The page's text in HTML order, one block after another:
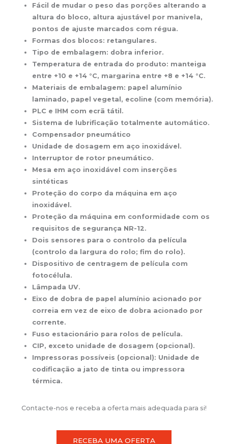
Fácil de mudar o peso das porções alterando a
altura do bloco, altura ajustável por manivela,
pontos de ajuste marcados com régua.
Formas dos blocos: retangulares.
Tipo de embalagem: dobra inferior.
Temperatura de entrada do produto: manteiga
entre +10 e +14 °C, margarina entre +8 e +14 °C.
Materiais de embalagem: papel alumínio
laminado, papel vegetal, ecoline (com memória).
PLC e IHM com ecrã tátil.
Sistema de lubrificação totalmente automático.
Compensador pneumático
Unidade de dosagem em aço inoxidável.
Interruptor de rotor pneumático.
Mesa em aço inoxidável com inserções
sintéticas
Proteção do corpo da máquina em aço
inoxidável.
Proteção da máquina em conformidade com os
requisitos de segurança NR-12.
Dois sensores para o controlo da película
(controlo da largura do rolo; fim do rolo).
Dispositivo de centragem de película com
fotocélula.
Lâmpada UV.
Eixo de dobra de papel alumínio acionado por
correia em vez de eixo de dobra acionado por
corrente.
Fuso estacionário para rolos de película.
CIP, exceto unidade de dosagem (opcional).
Impressoras possíveis (opcional): Unidade de
codificação a jato de tinta ou impressora
térmica.
Contacte-nos e receba a oferta mais adequada para si!
RECEBA UMA OFERTA